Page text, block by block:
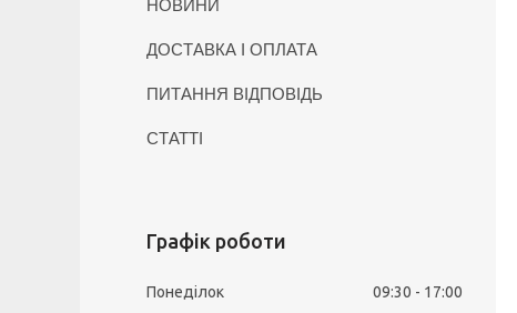
НОВИНИ
ДОСТАВКА І ОПЛАТА
ПИТАННЯ ВІДПОВІДЬ
СТАТТІ
Графік роботи
Понеділок 09:30
17:00